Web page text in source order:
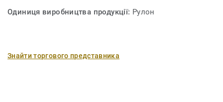
Одиниця виробництва продукції: Рулон
Знайти торгового представника